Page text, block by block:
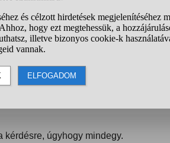
egyelőre ne érettségizz újra"
a pontot, és csak jóval később
kérdésre, úgyhogy mindegy.